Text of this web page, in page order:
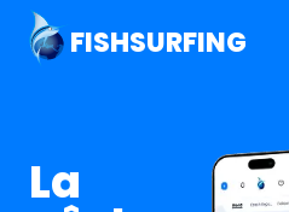
FISHSURFING
La